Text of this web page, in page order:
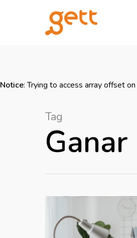
Notice: Trying to access array offset
Tag